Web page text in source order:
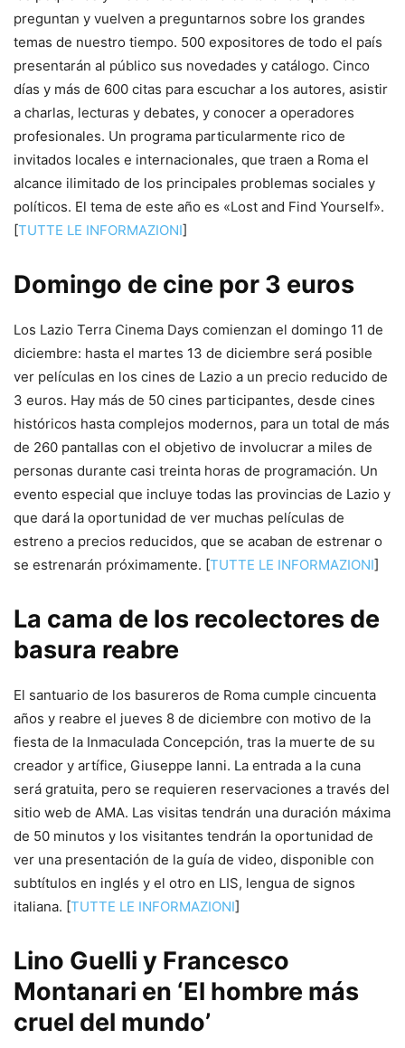
preguntan y vuelven a preguntarnos sobre los grandes
temas de nuestro tiempo. 500 expositores de todo el país
presentarán al público sus novedades y catálogo. Cinco
días y más de 600 citas para escuchar a los autores, asistir
a charlas, lecturas y debates, y conocer a operadores
profesionales. Un programa particularmente rico de
invitados locales e internacionales, que traen a Roma el
alcance ilimitado de los principales problemas sociales y
políticos. El tema de este año es «Lost and Find Yourself».
[TUTTE LE INFORMAZIONI]
Domingo de cine por 3 euros
Los Lazio Terra Cinema Days comienzan el domingo 11 de
diciembre: hasta el martes 13 de diciembre será posible
ver películas en los cines de Lazio a un precio reducido de
3 euros. Hay más de 50 cines participantes, desde cines
históricos hasta complejos modernos, para un total de más
de 260 pantallas con el objetivo de involucrar a miles de
personas durante casi treinta horas de programación. Un
evento especial que incluye todas las provincias de Lazio y
que dará la oportunidad de ver muchas películas de
estreno a precios reducidos, que se acaban de estrenar o
se estrenarán próximamente. [TUTTE LE INFORMAZIONI]
La cama de los recolectores de
basura reabre
El santuario de los basureros de Roma cumple cincuenta
años y reabre el jueves 8 de diciembre con motivo de la
fiesta de la Inmaculada Concepción, tras la muerte de su
creador y artífice, Giuseppe Ianni. La entrada a la cuna
será gratuita, pero se requieren reservaciones a través del
sitio web de AMA. Las visitas tendrán una duración máxima
de 50 minutos y los visitantes tendrán la oportunidad de
ver una presentación de la guía de video, disponible con
subtítulos en inglés y el otro en LIS, lengua de signos
italiana. [TUTTE LE INFORMAZIONI]
Lino Guelli y Francesco
Montanari en ‘El hombre más
cruel del mundo’